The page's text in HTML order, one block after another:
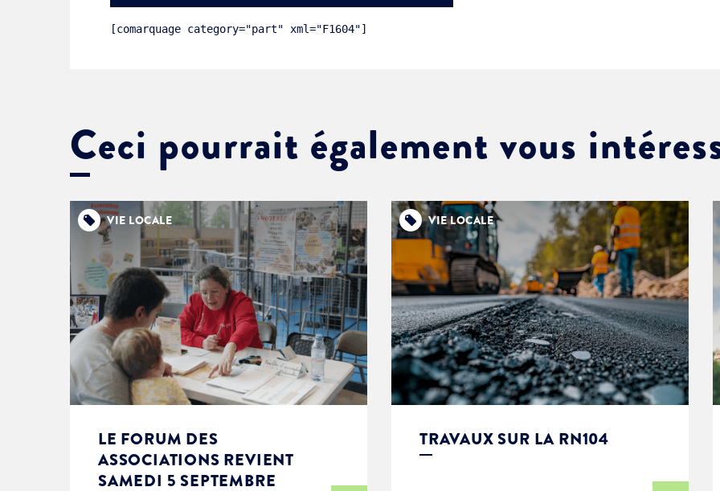
[comarquage category="part" xml="F1604"]
Ceci pourrait également vous
VIE LOCALE
LE FORUM DES
ASSOCIATIONS REVIENT
SAMEDI 5 SEPTEMBRE
VIE LOCALE
TRAVAUX SUR LA RN104